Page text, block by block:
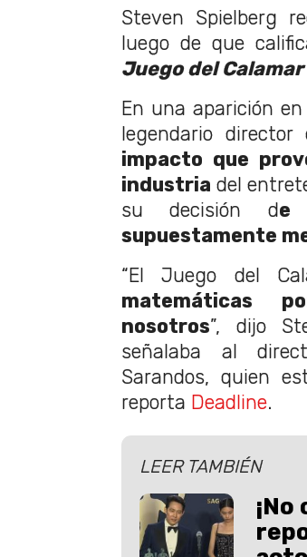
Steven Spielberg
luego de que
Juego del Calamar
En una aparición
legendario
impacto que
industria del
su decisión de
supuestamente
“El Juego del
matemáticas
nosotros”, dijo
señalaba al
Sarandos, quien
reporta Deadline.
LEER TAMBIÉN